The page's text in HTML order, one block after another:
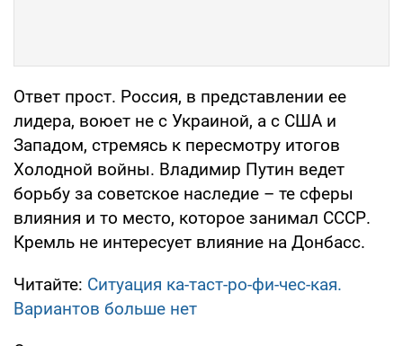
Ответ прост. Россия, в представлении ее
лидера, воюет не с Украиной, а с США и
Западом, стремясь к пересмотру итогов
Холодной войны. Владимир Путин ведет
борьбу за советское наследие – те сферы
влияния и то место, которое занимал СССР.
Кремль не интересует влияние на Донбасс.
Читайте: Ситуация ка-таст-ро-фи-чес-кая.
Вариантов больше нет